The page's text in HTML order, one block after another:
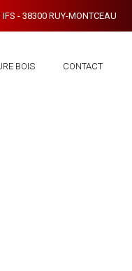
IFS - 38300 RUY-MONTCEAU
BOIS CONTACT